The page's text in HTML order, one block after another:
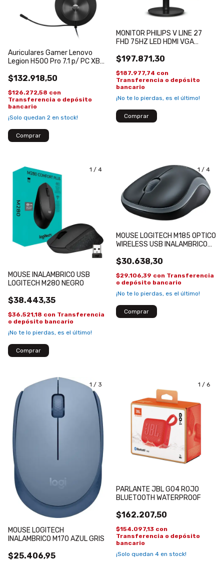
Auriculares Gamer Lenovo
Legion H500 Pro 7.1 p/ PC XBox
$132.918,50
$126.272,58 con
Transferencia o depósito
bancario
¡Solo quedan 2 en stock!
MONITOR PHILIPS V LINE 27
FHD 75HZ LED HDMI VGA
$197.871,30
$187.977,74 con
Transferencia o depósito
bancario
¡No te lo pierdas, es el último!
1 / 4
MOUSE INALAMBRICO USB
LOGITECH M280 NEGRO
$38.443,35
$36.521,18 con Transferencia
o depósito bancario
¡No te lo pierdas, es el último!
1 / 4
MOUSE LOGITECH M185 OPTICO
WIRELESS USB INALAMBRICO
$30.638,30
$29.106,39 con Transferencia
o depósito bancario
¡No te lo pierdas, es el último!
1 / 3
MOUSE LOGITECH
INALAMBRICO M170 AZUL GRIS
$25.406,95
1 / 6
PARLANTE JBL GO4 ROJO
BLUETOOTH WATERPROOF
$162.207,50
$154.097,13 con
Transferencia o depósito
bancario
¡Solo quedan 4 en stock!